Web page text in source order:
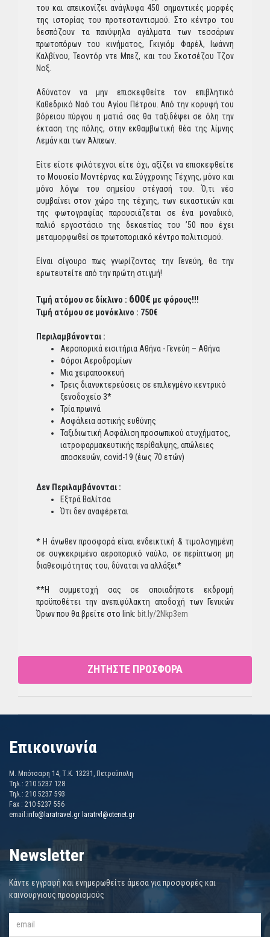
του και απεικονίζει ανάγλυφα 450 σημαντικές μορφές
της ιστορίας του προτεσταντισμού. Στο κέντρο του
δεσπόζουν τα πανύψηλα αγάλματα των τεσσάρων
πρωτοπόρων του κινήματος, Γκιγιόμ Φαρέλ, Ιωάννη
Καλβίνου, Τεοντόρ ντε Μπεζ, και του Σκοτσέζου Τζον
Νοξ.
Αδύνατον να μην επισκεφθείτε τον επιβλητικό
Καθεδρικό Ναό του Αγίου Πέτρου. Από την κορυφή του
βόρειου πύργου η ματιά σας θα ταξιδέψει σε όλη την
έκταση της πόλης, στην εκθαμβωτική θέα της λίμνης
Λεμάν και των Άλπεων.
Είτε είστε φιλότεχνοι είτε όχι, αξίζει να επισκεφθείτε
το Μουσείο Μοντέρνας και Σύγχρονης Τέχνης, μόνο και
μόνο λόγω του σημείου στέγασή του. Ό,τι νέο
συμβαίνει στον χώρο της τέχνης, των εικαστικών και
της φωτογραφίας παρουσιάζεται σε ένα μοναδικό,
παλιό εργοστάσιο της δεκαετίας του ’50 που έχει
μεταμορφωθεί σε πρωτοποριακό κέντρο πολιτισμού.
Είναι σίγουρο πως γνωρίζοντας την Γενεύη, θα την
ερωτευτείτε από την πρώτη στιγμή!
Τιμή ατόμου σε δίκλινο : 600€ με φόρους!!!
Τιμή ατόμου σε μονόκλινο : 750€
Περιλαμβάνονται :
Αεροπορικά εισιτήρια Αθήνα - Γενεύη – Αθήνα
Φόροι Αεροδρομίων
Μια χειραποσκευή
Τρεις διανυκτερεύσεις σε επιλεγμένο κεντρικό
ξενοδοχείο 3*
Τρία πρωινά
Ασφάλεια αστικής ευθύνης
Ταξιδιωτική Ασφάλιση προσωπικού ατυχήματος,
ιατροφαρμακευτικής περίθαλψης, απώλειες
αποσκευών, covid-19 (έως 70 ετών)
Δεν Περιλαμβάνονται :
Εξτρά Βαλίτσα
Ότι δεν αναφέρεται
* Η άνωθεν προσφορά είναι ενδεικτική & τιμολογημένη
σε συγκεκριμένο αεροπορικό ναύλο, σε περίπτωση μη
διαθεσιμότητας του, δύναται να αλλάξει*
**Η συμμετοχή σας σε οποιαδήποτε εκδρομή
προϋποθέτει την ανεπιφύλακτη αποδοχή των Γενικών
Όρων που θα βρείτε στο link: bit.ly/2Nkp3em
ΖΗΤΗΣΤΕ ΠΡΟΣΦΟΡΑ
Επικοινωνία
Μ. Μπότσαρη 14, Τ.Κ. 13231, Πετρούπολη
Τηλ.: 210 5237 128
Τηλ.: 210 5237 593
Fax : 210 5237 556
email:info@laratravel.gr laratrvl@otenet.gr
Newsletter
Κάντε εγγραφή και ενημερωθείτε άμεσα για προσφορές και
καινουργιους προορισμούς